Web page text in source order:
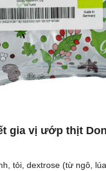
gia vị ướp thịt
tỏi, dextrose (từ ngô,